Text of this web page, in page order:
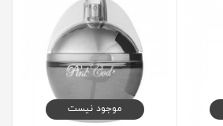
موجود نیست